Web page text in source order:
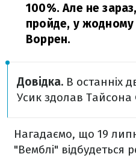
100%. Але не
пройде, у жодному
Воррен.
Довідка. В останніх
Усик здолав Тайсона
Нагадаємо, що 19
"Вемблі"